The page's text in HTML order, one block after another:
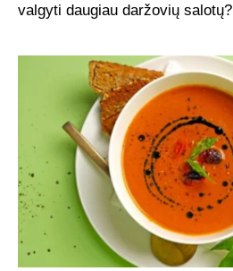
valgyti daugiau daržovių salotų?